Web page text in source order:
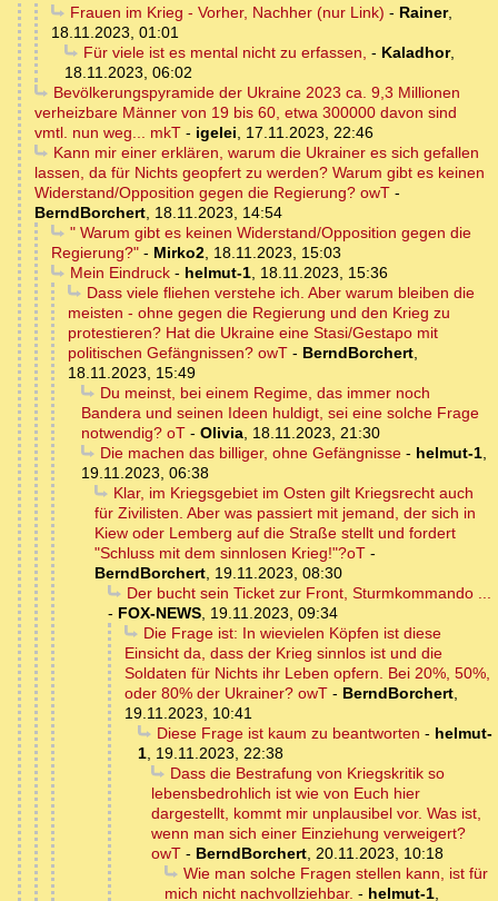
Frauen im Krieg - Vorher, Nachher (nur Link) - Rainer,
18.11.2023, 01:01
Für viele ist es mental nicht zu erfassen, - Kaladhor,
18.11.2023, 06:02
Bevölkerungspyramide der Ukraine 2023 ca. 9,3 Millionen
verheizbare Männer von 19 bis 60, etwa 300000 davon sind
vmtl. nun weg... mkT - igelei, 17.11.2023, 22:46
Kann mir einer erklären, warum die Ukrainer es sich gefallen
lassen, da für Nichts geopfert zu werden? Warum gibt es keinen
Widerstand/Opposition gegen die Regierung? owT -
BerndBorchert, 18.11.2023, 14:54
" Warum gibt es keinen Widerstand/Opposition gegen die
Regierung?" - Mirko2, 18.11.2023, 15:03
Mein Eindruck- helmut-1, 18.11.2023, 15:36
Dass viele fliehen verstehe ich. Aber warum bleiben die
meisten - ohne gegen die Regierung und den Krieg zu
protestieren? Hat die Ukraine eine Stasi/Gestapo mit
politischen Gefängnissen? owT - BerndBorchert,
18.11.2023, 15:49
Du meinst, bei einem Regime, das immer noch
Bandera und seinen Ideen huldigt, sei eine solche Frage
notwendig? oT - Olivia, 18.11.2023, 21:30
Die machen das billiger, ohne Gefängnisse- helmut-1,
19.11.2023, 06:38
Klar, im Kriegsgebiet im Osten gilt Kriegsrecht auch
für Zivilisten. Aber was passiert mit jemand, der sich in
Kiew oder Lemberg auf die Straße stellt und fordert
"Schluss mit dem sinnlosen Krieg!"?oT -
BerndBorchert, 19.11.2023, 08:30
Der bucht sein Ticket zur Front, Sturmkommando ...
- FOX-NEWS, 19.11.2023, 09:34
Die Frage ist: In wievielen Köpfen ist diese
Einsicht da, dass der Krieg sinnlos ist und die
Soldaten für Nichts ihr Leben opfern. Bei 20%, 50%,
oder 80% der Ukrainer? owT - BerndBorchert,
19.11.2023, 10:41
Diese Frage ist kaum zu beantworten - helmut-
1, 19.11.2023, 22:38
Dass die Bestrafung von Kriegskritik so
lebensbedrohlich ist wie von Euch hier
dargestellt, kommt mir unplausibel vor. Was ist,
wenn man sich einer Einziehung verweigert?
owT - BerndBorchert, 20.11.2023, 10:18
Wie man solche Fragen stellen kann, ist für
mich nicht nachvollziehbar. - helmut-1,